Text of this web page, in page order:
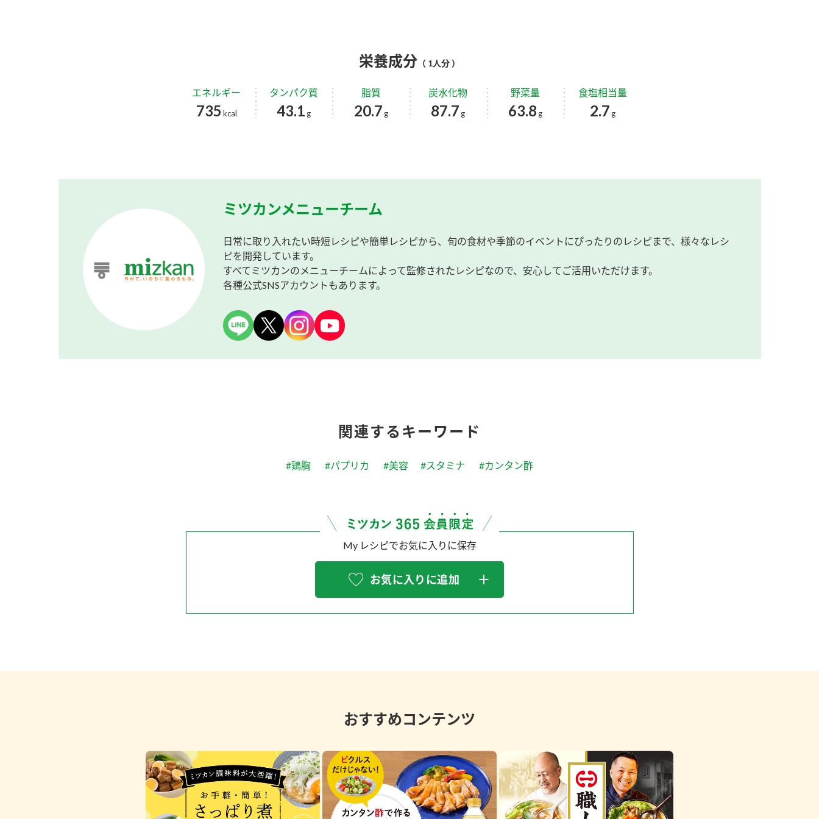
栄養成分 （ 1人分 ）
エネルギー
735 kcal
タンパク質
43.1 g
脂質
20.7 g
炭水化物
87.7 g
野菜量
63.8 g
食塩相当量
2.7 g
ミツカンメニューチーム
日常に取り入れたい時短レシピや簡単レシピから、旬の食材や季節のイベントにぴったりのレシピまで、様々なレシ
ピを開発しています。
すべてミツカンのメニューチームによって監修されたレシピなので、安心してご活用いただけます。
各種公式SNSアカウントもあります。
関連するキーワード
#鶏胸 #パプリカ #美容 #スタミナ #カンタン酢
My レシピでお気に入りに保存
お気に入りに追加
おすすめコンテンツ